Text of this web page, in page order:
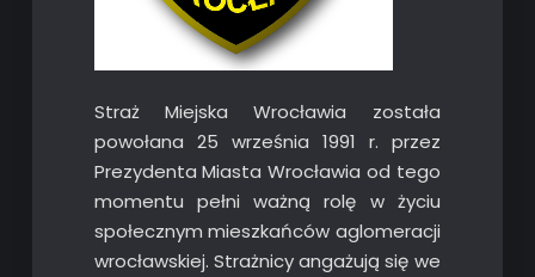
Straż Miejska Wrocławia została
powołana 25 września 1991 r. przez
Prezydenta Miasta Wrocławia od tego
momentu pełni ważną rolę w życiu
społecznym mieszkańców aglomeracji
wrocławskiej. Strażnicy angażują się we